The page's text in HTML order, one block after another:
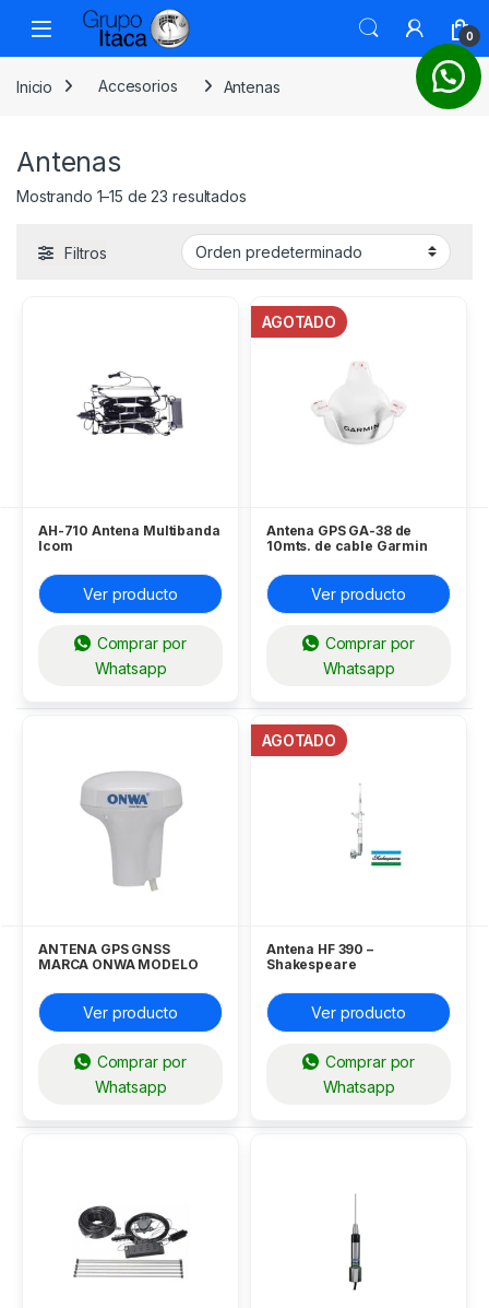
0
Inicio Accesorios Antenas
Antenas
Mostrando 1–15 de 23 resultados
Filtros
AH-710 Antena Multibanda
Icom
Ver producto
Comprar por
Whatsapp
AGOTADO
Antena GPS GA-38 de
10mts. de cable Garmin
Ver producto
Comprar por
Whatsapp
ANTENA GPS GNSS
MARCA ONWA MODELO
Ver producto
Comprar por
Whatsapp
AGOTADO
Antena HF 390 –
Shakespeare
Ver producto
Comprar por
Whatsapp